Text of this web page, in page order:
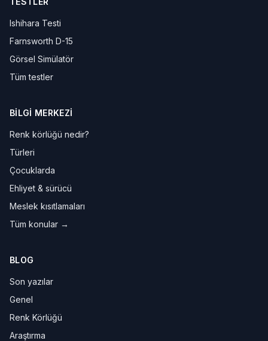
Ishihara Testi
Farnsworth D-15
Görsel Simülatör
Tüm testler
BILGI MERKEZI
Renk körlüğü nedir?
Türleri
Çocuklarda
Ehliyet & sürücü
Meslek kısıtlamaları
Tüm konular →
BLOG
Son yazılar
Genel
Renk Körlüğü
Araştırma